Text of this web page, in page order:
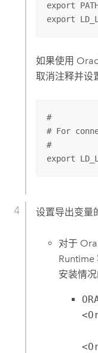
export
export
如果使用
取消注释并设
#
# For
#
export
设置导出变量
对于
Runtime
安装情